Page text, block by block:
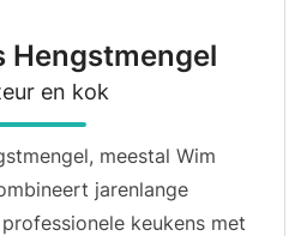
Hengstmengel
en kok
meestal Wim
jarenlange
keukens met